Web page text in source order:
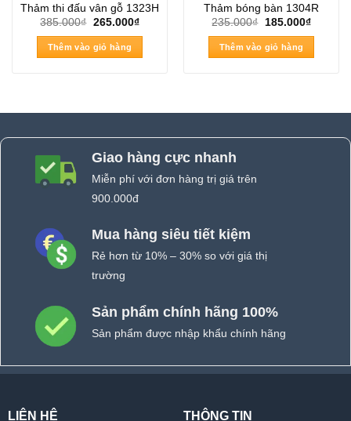
Thảm thi đấu vân gỗ 1323H
385.000₫ Giá
là:
385.000₫.
265.000₫Giá
Thêm vào giỏ hàng
Thảm bóng bàn 1304R
235.000₫
Giá
là:
235.000₫.
185.000₫Giá
Thêm vào giỏ hàng
Giao hàng cực nhanh
Miễn phí với đơn hàng trị giá trên
900.000đ
Mua hàng siêu tiết kiệm
Rẻ hơn từ 10% – 30% so với giá thị
trường
Sản phẩm chính hãng 100%
Sản phẩm được nhập khẩu chính hãng
LIÊN HỆ THÔNG TIN